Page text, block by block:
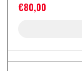
€80,00